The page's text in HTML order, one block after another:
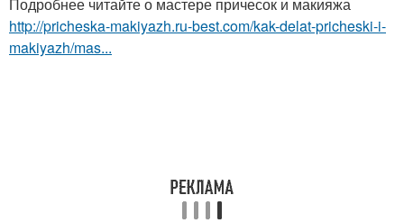
Подробнее читайте о мастере причесок и макияжа
http://pricheska-makiyazh.ru-best.com/kak-delat-pricheski-i-
makiyazh/mas...